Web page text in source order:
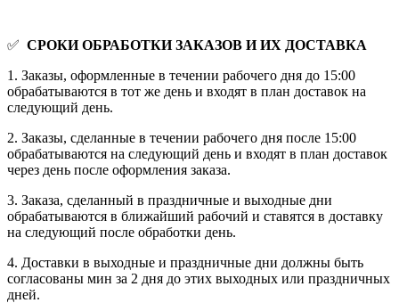
✅ СРОКИ ОБРАБОТКИ ЗАКАЗОВ И ИХ ДОСТАВКА
1. Заказы, оформленные в течении рабочего дня до 15:00
обрабатываются в тот же день и входят в план доставок на
следующий день.
2. Заказы, сделанные в течении рабочего дня после 15:00
обрабатываются на следующий день и входят в план доставок
через день после оформления заказа.
3. Заказа, сделанный в праздничные и выходные дни
обрабатываются в ближайший рабочий и ставятся в доставку
на следующий после обработки день.
4. Доставки в выходные и праздничные дни должны быть
согласованы мин за 2 дня до этих выходных или праздничных
дней.